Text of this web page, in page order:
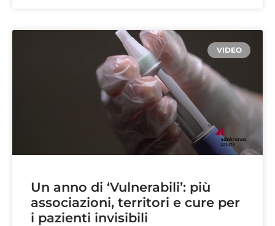
VIDEO
Un anno di ‘Vulnerabili’: più
associazioni, territori e cure per
i pazienti invisibili